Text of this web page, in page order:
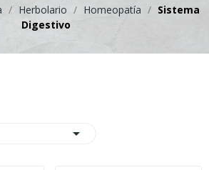
Herbolario Homeopatía
Sistema
Digestivo
